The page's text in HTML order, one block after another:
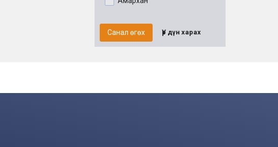
Санал өгөх Үр дүн харах